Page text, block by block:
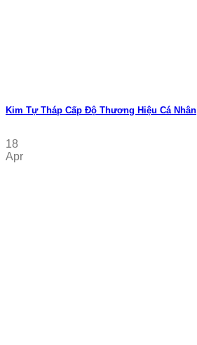
Kim Tự Tháp Cấp Độ Thương Hiệu Cá Nhân
18
Apr